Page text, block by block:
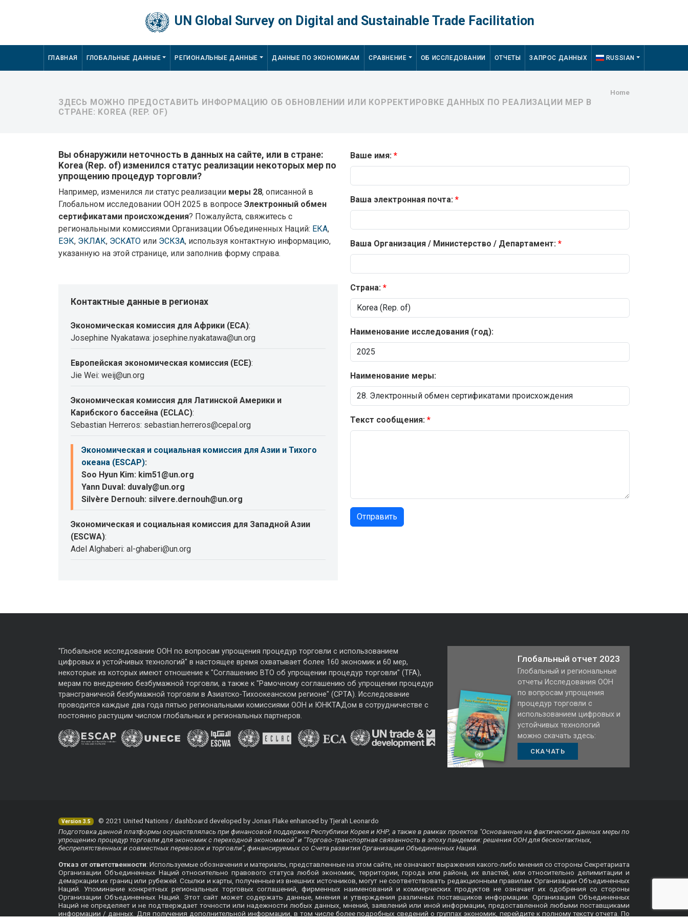
UN Global Survey on Digital and Sustainable Trade Facilitation
Main navigation
ГЛАВНАЯ ГЛОБАЛЬНЫЕ ДАННЫЕ РЕГИОНАЛЬНЫЕ ДАННЫЕ ДАННЫЕ ПО ЭКОНОМИКАМ СРАВНЕНИЕ ОБ ИССЛЕДОВАНИИ ОТЧЕТЫ ЗАПРОС ДАННЫХ RUSSIAN
Home
ЗДЕСЬ МОЖНО ПРЕДОСТАВИТЬ ИНФОРМАЦИЮ ОБ ОБНОВЛЕНИИ ИЛИ КОРРЕКТИРОВКЕ ДАННЫХ ПО РЕАЛИЗАЦИИ МЕР В
СТРАНЕ: KOREA (REP. OF)
Вы обнаружили неточность в данных на сайте, или в стране:
Korea (Rep. of) изменился статус реализации некоторых мер по
упрощению процедур торговли?
Например, изменился ли статус реализации меры 28, описанной в
Глобальном исследовании ООН 2025 в вопросе Электронный обмен
сертификатами происхождения? Пожалуйста, свяжитесь с
региональными комиссиями Организации Объединенных Наций: ЕКА,
ЕЭК, ЭКЛАК, ЭСКАТО или ЭСКЗА, используя контактную информацию,
указанную на этой странице, или заполнив форму справа.
Контактные данные в регионах
Экономическая комиссия для Африки (ECA):
Josephine Nyakatawa: josephine.nyakatawa@un.org
Европейская экономическая комиссия (ECE):
Jie Wei: weij@un.org
Экономическая комиссия для Латинской Америки и
Карибского бассейна (ECLAC):
Sebastian Herreros: sebastian.herreros@cepal.org
Экономическая и социальная комиссия для Азии и Тихого
океана (ESCAP):
Soo Hyun Kim: kim51@un.org
Yann Duval: duvaly@un.org
Silvère Dernouh: silvere.dernouh@un.org
Экономическая и социальная комиссия для Западной Азии
(ESCWA):
Adel Alghaberi: al-ghaberi@un.org
Ваше имя:
Ваша электронная почта:
Ваша Организация / Министерство / Департамент:
Страна:
Наименование исследования (год):
Наименование меры:
Текст сообщения:
"Глобальное исследование ООН по вопросам упрощения процедур торговли с использованием
цифровых и устойчивых технологий" в настоящее время охватывает более 160 экономик и 60 мер,
некоторые из которых имеют отношение к "Соглашению ВТО об упрощении процедур торговли" (TFA),
мерам по внедрению безбумажной торговли, а также к "Рамочному соглашению об упрощении процедур
трансграничной безбумажной торговли в Азиатско-Тихоокеанском регионе" (CPTA). Исследование
проводится каждые два года пятью региональными комиссиями ООН и ЮНКТАДом в сотрудничестве с
постоянно растущим числом глобальных и региональных партнеров.
Глобальный отчет 2023
Глобальный и региональные
отчеты Исследования ООН
по вопросам упрощения
процедур торговли с
использованием цифровых и
устойчивых технологий
можно скачать здесь:
СКАЧАТЬ
Version 3.5
© 2021 United Nations / dashboard developed by Jonas Flake enhanced by Tjerah Leonardo
Подготовка данной платформы осуществлялась при финансовой поддержке Республики Корея и КНР, а также в рамках проектов "Основанные на фактических данных меры по
упрощению процедур торговли для экономик с переходной экономикой" и "Торгово-транспортная связанность в эпоху пандемии: решения ООН для бесконтактных,
беспрепятственных и совместных перевозок и торговли", финансируемых со Счета развития Организации Объединенных Наций.
Отказ от ответственности: Используемые обозначения и материалы, представленные на этом сайте, не означают выражения какого-либо мнения со стороны Секретариата
Организации Объединенных Наций относительно правового статуса любой экономик, территории, города или района, их властей, или относительно делимитации и
демаркации их границ или рубежей. Ссылки и карты, полученные из внешних источников, могут не соответствовать редакционным правилам Организации Объединенных
Наций. Упоминание конкретных региональных торговых соглашений, фирменных наименований и коммерческих продуктов не означает их одобрения со стороны
Организации Объединенных Наций. Этот сайт может содержать данные, мнения и утверждения различных поставщиков информации. Организация Объединенных
Наций не определяет и не подтверждает точности или надежности любых данных, мнений, заявлений или иной информации, предоставленной любыми поставщиками
информации / данных. Для получения дополнительной информации, в том числе более подробных сведений о группах экономик, перейдите кполному тексту отчета . По